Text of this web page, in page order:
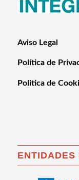
Aviso Legal
Política de
Politica de
ENTIDADES